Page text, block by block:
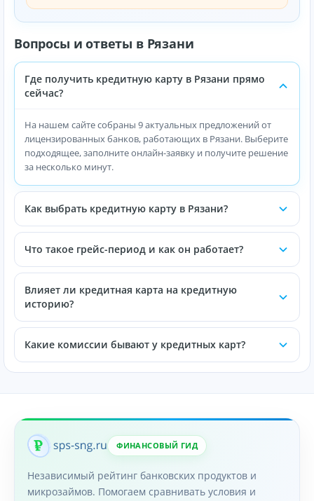
Вопросы и ответы в Рязани
Где получить кредитную карту в Рязани прямо
сейчас?
На нашем сайте собраны 9 актуальных предложений от
лицензированных банков, работающих в Рязани. Выберите
подходящее, заполните онлайн-заявку и получите решение
за несколько минут.
Как выбрать кредитную карту в Рязани?
Что такое грейс-период и как он работает?
Влияет ли кредитная карта на кредитную
историю?
Какие комиссии бывают у кредитных карт?
ФИНАНСОВЫЙ ГИД
Независимый рейтинг банковских продуктов и
микрозаймов. Помогаем сравнивать условия и